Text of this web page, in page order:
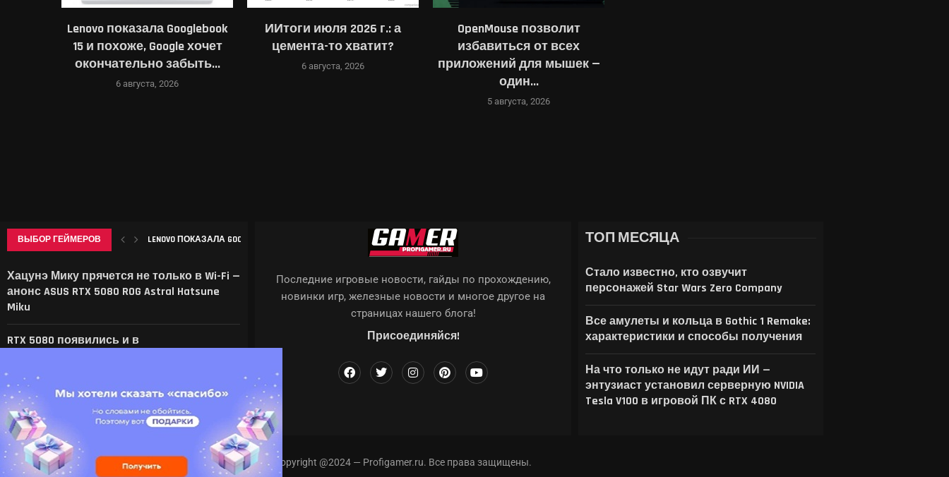
ИИтоги июля 2026 г.: а
цемента-то хватит?
6 августа, 2026
OpenMouse позволит
избавиться от всех
приложений для мышек —
Раскрыты детали
соглашения Anthropic на $10
млрд с новичком на...
5 августа, 2026
ВЫБОР ГЕЙМЕРОВ LENOVO ПОКАЗАЛА GOOGLEBOOK 15 И ПОХОЖЕ, GOOGLE ХОЧЕТ...
Хацунэ Мику прячется не только в Wi-Fi —
анонс ASUS RTX 5080 ROG Astral Hatsune
Miku
RTX 5080 появились и в
Биткоины на $700 млн навсегда
останутся на свалке — суд отказал
британцу в праве откапать HDD с
драгоценным содержимым
Последние игровые новости, гайды по прохождению,
новинки игр, железные новости и многое другое на
страницах нашего блога!
Присоединяйся!
ТОП МЕСЯЦА
Стало известно, кто озвучит
персонажей Star Wars Zero Company
Все амулеты и кольца в Gothic 1 Remake:
характеристики и способы получения
На что только не идут ради ИИ —
энтузиаст установил серверную NVIDIA
Tesla V100 в игровой ПК с RTX 4080
Copyright @2024 — Profigamer.ru. Все права защищены.